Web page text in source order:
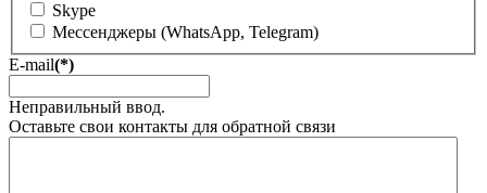
Skype
Мессенджеры (WhatsApp, Telegram)
E-mail(*)
Неправильный ввод.
Оставьте свои контакты для обратной связи